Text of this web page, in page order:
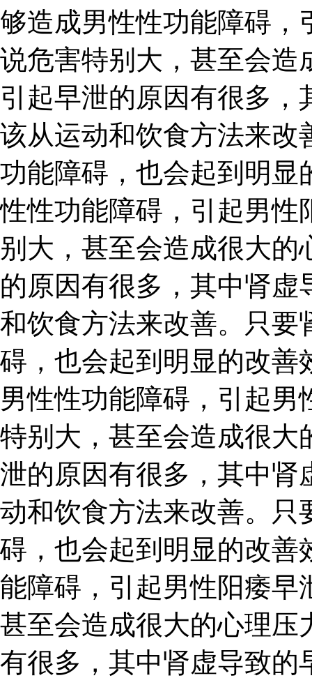
够造成男性性功能障碍，
说危害特别大，甚至会造
引起早泄的原因有很多
该从运动和饮食方法来改
功能障碍，也会起到明显
性性功能障碍，引起男性
别大，甚至会造成很大
的原因有很多，其中肾
和饮食方法来改善。只要
碍，也会起到明显的改善
男性性功能障碍，引起
特别大，甚至会造成很大
泄的原因有很多，其中肾
动和饮食方法来改善。只
碍，也会起到明显的改善
能障碍，引起男性阳痿早
甚至会造成很大的心理压
有很多，其中肾虚导致的